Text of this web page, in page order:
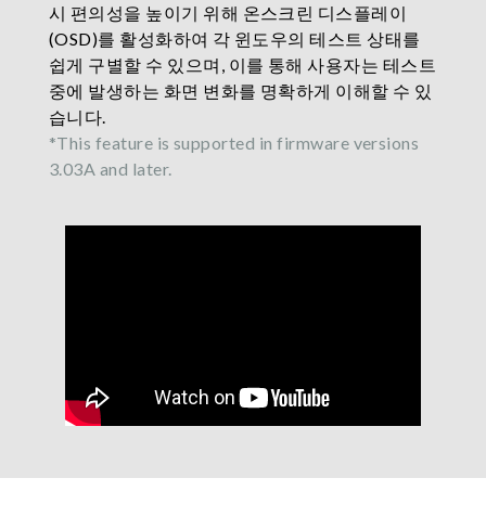
시 편의성을 높이기 위해 온스크린 디스플레이
(OSD)를 활성화하여 각 윈도우의 테스트 상태를
쉽게 구별할 수 있으며, 이를 통해 사용자는 테스트
중에 발생하는 화면 변화를 명확하게 이해할 수 있
습니다.
*This feature is supported in firmware versions
3.03A and later.